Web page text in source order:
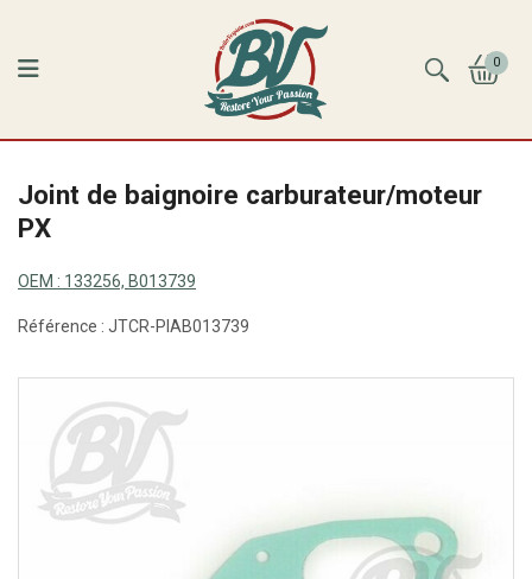
0
Joint de baignoire carburateur/moteur
PX
OEM : 133256, B013739
Référence : JTCR-PIAB013739